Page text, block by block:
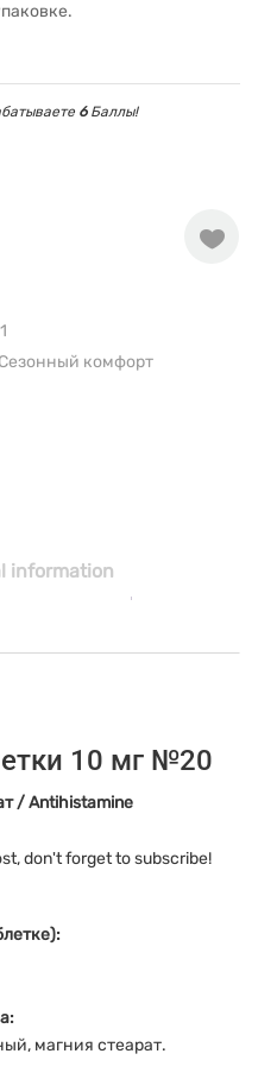
6Баллы!
Сезонный комфорт
information
10 мг №20
/ Antihistamine
don't forget to subscribe!
магния стеарат.